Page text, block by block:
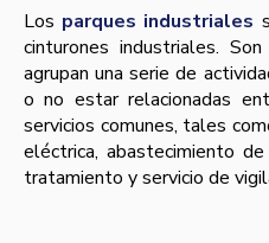
Los parques industriales
cinturones industriales.
agrupan una serie de
o no estar relacionadas
servicios comunes, tales
eléctrica, abastecimiento
tratamiento y servicio de